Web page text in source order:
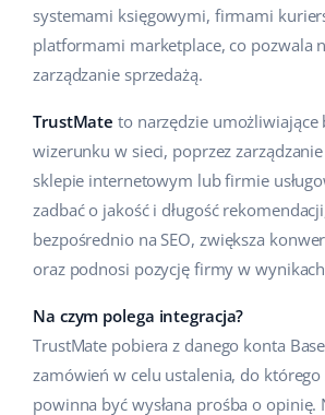
systemami księgowymi, firmami
platformami marketplace, co pozwala
zarządzanie sprzedażą.
TrustMate to narzędzie umożliwiające
wizerunku w sieci, poprzez
sklepie internetowym lub firmie
zadbać o jakość i długość
bezpośrednio na SEO, zwiększa
oraz podnosi pozycję firmy w
Na czym polega integracja?
TrustMate pobiera z danego konta
zamówień w celu ustalenia, do
powinna być wysłana prośba o opinię.